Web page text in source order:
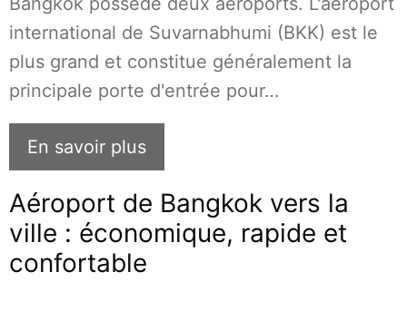
international de Suvarnabhumi (BKK) est le
plus grand et constitue généralement la
principale porte d'entrée pour…
En savoir plus
Aéroport de Bangkok vers la
ville : économique, rapide et
confortable